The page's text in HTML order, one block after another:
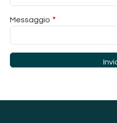
Messaggio